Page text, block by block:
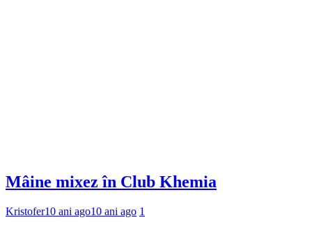
Mâine mixez în Club Khemia
Kristofer10 ani ago10 ani ago 1